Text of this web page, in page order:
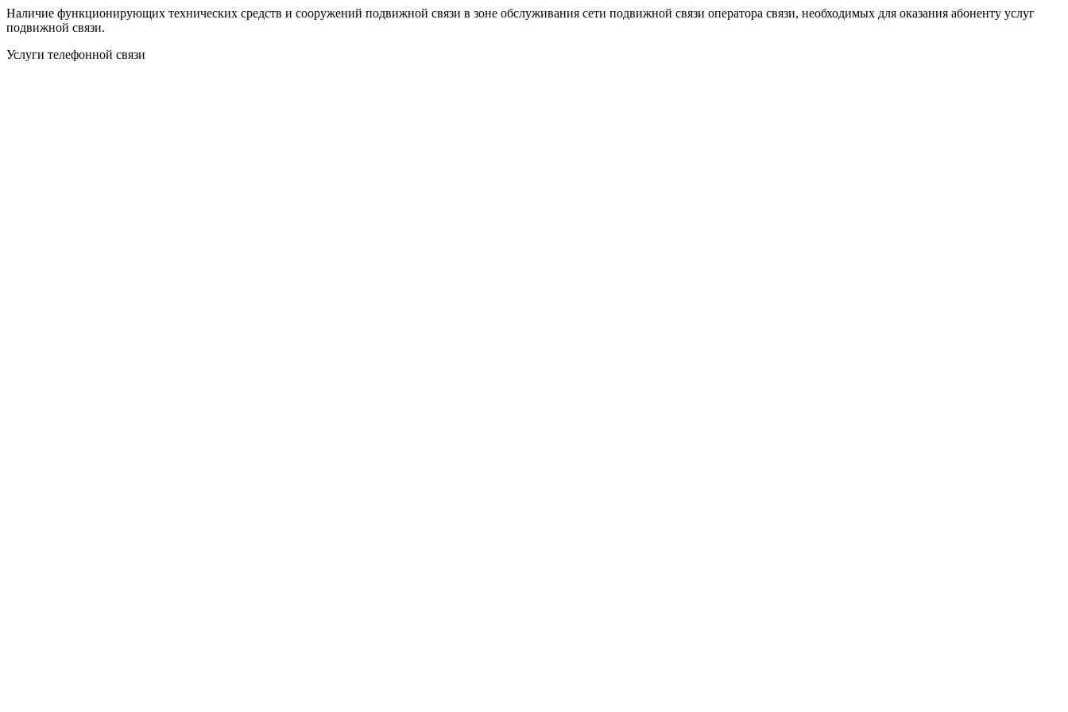
Наличие функционирующих технических средств и сооружений подвижной связи в зоне обслуживания сети подвижной связи оператора связи, необходимых для оказания абоненту услуг
подвижной связи.
Услуги телефонной связи